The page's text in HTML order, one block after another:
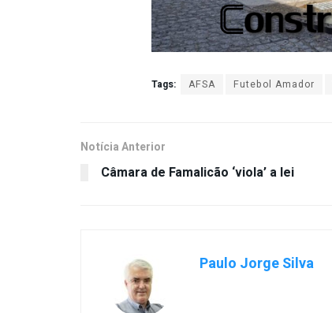
Tags: AFSA Futebol Amador
Notícia Anterior
Câmara de Famalicão ‘viola’ a lei
Paulo Jorge Silva